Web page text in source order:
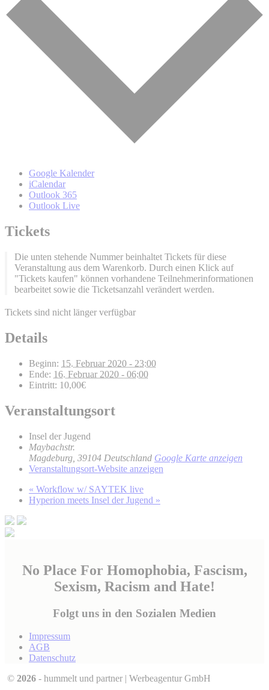
Google Kalender
iCalendar
Outlook 365
Outlook Live
Tickets
Die unten stehende Nummer beinhaltet Tickets für diese
Veranstaltung aus dem Warenkorb. Durch einen Klick auf
"Tickets kaufen" können vorhandene Teilnehmerinformationen
bearbeitet sowie die Ticketsanzahl verändert werden.
Tickets sind nicht länger verfügbar
Details
Beginn: 15. Februar 2020 - 23:00
Ende: 16. Februar 2020 - 06:00
Eintritt: 10,00€
Veranstaltungsort
Insel der Jugend
Maybachstr.
Magdeburg 39104 Deutschland Google Karte anzeigen
Veranstaltungsort-Website anzeigen
« Workflow w/ SAYTEK live
Hyperion meets Insel der Jugend »
No Place For Homophobia, Fascism,
Sexism, Racism and Hate!
Folgt uns in den Sozialen Medien
Impressum
AGB
Datenschutz
© 2026 - hummelt und partner | Werbeagentur GmbH